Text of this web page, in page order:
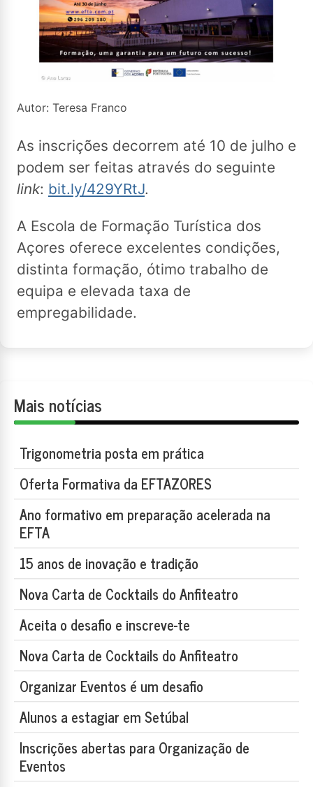
Autor: Teresa Franco
As inscrições decorrem até 10 de julho e
podem ser feitas através do seguinte
link: bit.ly/429YRtJ.
A Escola de Formação Turística dos
Açores oferece excelentes condições,
distinta formação, ótimo trabalho de
equipa e elevada taxa de
empregabilidade.
Mais notícias
Trigonometria posta em prática
Oferta Formativa da EFTAZORES
Ano formativo em preparação acelerada na
EFTA
15 anos de inovação e tradição
Nova Carta de Cocktails do Anfiteatro
Aceita o desafio e inscreve-te
Nova Carta de Cocktails do Anfiteatro
Organizar Eventos é um desafio
Alunos a estagiar em Setúbal
Inscrições abertas para Organização de
Eventos